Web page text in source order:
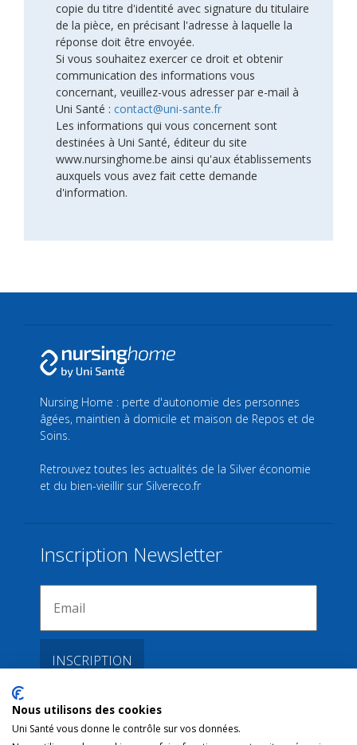
copie du titre d'identité avec signature du titulaire
de la pièce, en précisant l'adresse à laquelle la
réponse doit être envoyée.
Si vous souhaitez exercer ce droit et obtenir
communication des informations vous
concernant, veuillez-vous adresser par e-mail à
Uni Santé : contact@uni-sante.fr
Les informations qui vous concernent sont
destinées à Uni Santé, éditeur du site
www.nursinghome.be ainsi qu'aux établissements
auxquels vous avez fait cette demande
d'information.
Nursing Home : perte d'autonomie des personnes
âgées, maintien à domicile et maison de Repos et de
Soins.
Retrouvez toutes les actualités de la Silver économie
et du bien-vieillir sur Silvereco.fr
Inscription Newsletter
Liens
Nous utilisons des cookies
Uni Santé vous donne le contrôle sur vos données.